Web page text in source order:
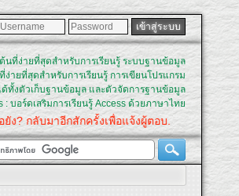
นที่ง่ายที่สุดสำหรับการเรียนรู้ ระบบฐานข้อมูล
ง่ายที่สุดสำหรับการเรียนรู้ การเขียนโปรแกรม
ด้ทั้งตัวเก็บฐานข้อมูล และตัวจัดการฐานข้อมูล
: บอร์ดเสริมการเรียนรู้ Access ด้วยภาษาไทย
? กลับมาอีกสักครั้งเพื่อแจ้งผู้ตอบ.